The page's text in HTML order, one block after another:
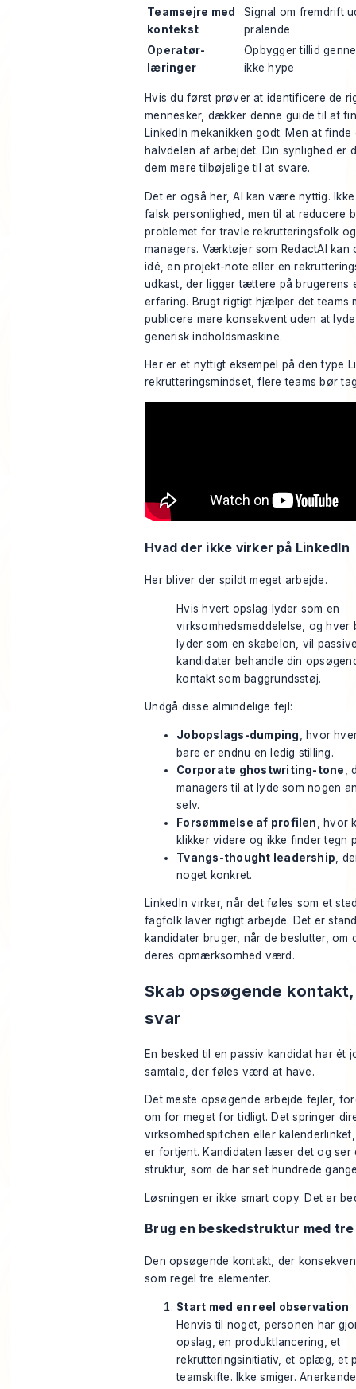
Teamsejre med
kontekst
Signal om fremdrift
pralende
Operatør-
læringer
Opbygger tillid
ikke hype
Hvis du først prøver at identificere de
mennesker, dækker denne guide tilat
LinkedIn mekanikken godt. Men at finde
halvdelen af arbejdet. Din synlighed er
dem mere tilbøjelige til at svare.
Det er også her, AI kan være nyttig.
falsk personlighed, men til at reducere
problemet for travle rekrutteringsfolk
managers. Værktøjer som RedactAI
idé, en projekt-note eller en
udkast, der ligger tættere på brugerens
erfaring. Brugt rigtigt hjælper det teams
publicere mere konsekvent uden at
generisk indholdsmaskine.
Her er et nyttigt eksempel på den type
rekrutteringsmindset, flere teams bør
Hvad der ikke virker på LinkedIn
Her bliver der spildt meget arbejde.
Hvis hvert opslag lyder som en
virksomhedsmeddelelse, og hver
lyder som en skabelon, vil
kandidater behandle din
kontakt som baggrundsstøj.
Undgå disse almindelige fejl:
Jobopslags-dumping , hvor
bare er endnu en ledig stilling.
Corporate ghostwriting-tone
,
managers til at lyde som nogen
selv.
Forsømmelse af profilen
, hvor
klikker videre og ikke finder tegn
Tvangs-thought leadership ,
noget konkret.
LinkedIn virker, når det føles som et
fagfolk laver rigtigt arbejde. Det er
kandidater bruger, når de beslutter, om
deres opmærksomhed værd.
Skab opsøgende
svar
En besked til en passiv kandidat har ét
samtale, der føles værd at have.
Det meste opsøgende arbejde fejler,
om for meget for tidligt. Det springer
virksomhedspitchen eller
er fortjent. Kandidaten læser det og ser
struktur, som de har set hundrede
Løsningen er ikke smart copy. Det er
Brug en beskedstruktur med
Den opsøgende kontakt, der
som regel tre elementer.
Start med en reel observation
Henvis til noget, personen har
opslag, en produktlancering, et
rekrutteringsinitiativ, et oplæg, et
teamskifte. Ikke smiger.